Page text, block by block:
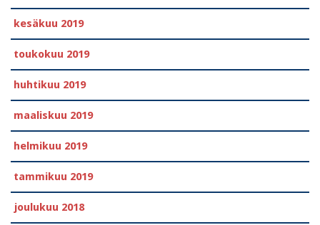
kesäkuu 2019
toukokuu 2019
huhtikuu 2019
maaliskuu 2019
helmikuu 2019
tammikuu 2019
joulukuu 2018